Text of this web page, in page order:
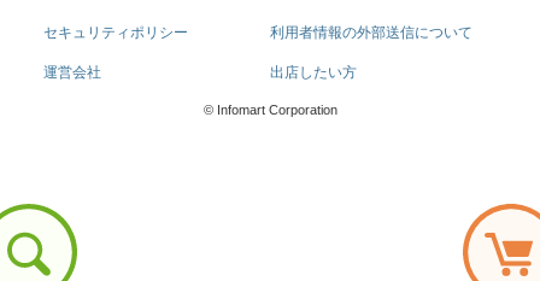
セキュリティポリシー 利用者情報の外部送信について
運営会社 出店したい方
© Infomart Corporation